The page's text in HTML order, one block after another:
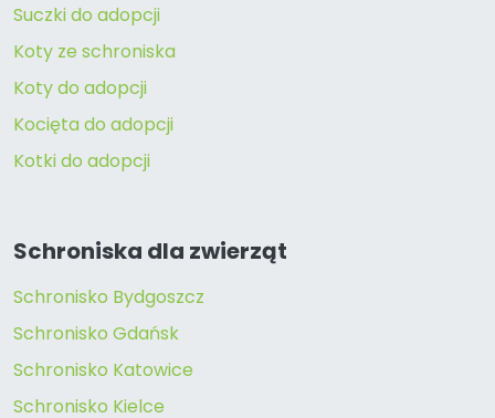
Suczki do adopcji
Koty ze schroniska
Koty do adopcji
Kocięta do adopcji
Kotki do adopcji
Schroniska dla zwierząt
Schronisko Bydgoszcz
Schronisko Gdańsk
Schronisko Katowice
Schronisko Kielce